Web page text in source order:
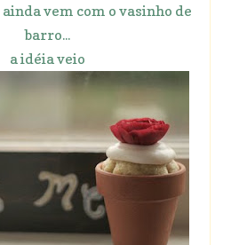
vem com o vasinho de
barro...
a idéia veio